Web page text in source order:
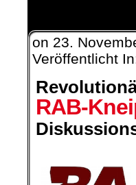
on 23.
Veröffentlicht
RAB-